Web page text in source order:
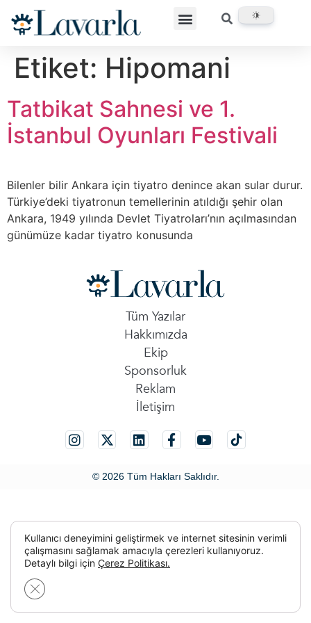
Etiket: Hipomani
Tatbikat Sahnesi ve 1.
İstanbul Oyunları Festivali
Bilenler bilir Ankara için tiyatro denince akan sular durur.
Türkiye’deki tiyatronun temellerinin atıldığı şehir olan
Ankara, 1949 yılında Devlet Tiyatroları’nın açılmasından
günümüze kadar tiyatro konusunda
Tüm Yazılar
Hakkımızda
Ekip
Sponsorluk
Reklam
İletişim
© 2026 Tüm Hakları Saklıdır.
Kullanıcı deneyimini geliştirmek ve internet sitesinin verimli
çalışmasını sağlamak amacıyla çerezleri kullanıyoruz.
Detaylı bilgi için Çerez Politikası.
GDPR çerez şeridini kapat